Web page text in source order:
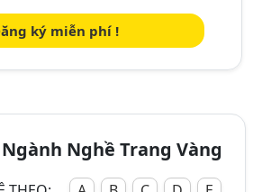
ký miễn phí !
Nghề Trang Vàng